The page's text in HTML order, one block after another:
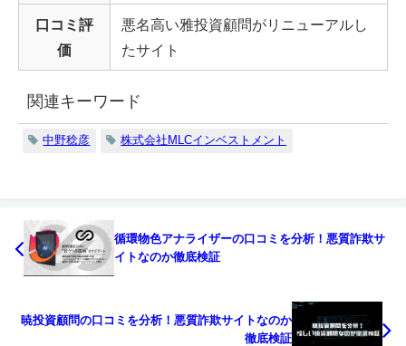
口コミ評
価
悪名高い雅投資顧問がリニューアルし
たサイト
関連キーワード
中野稔彦 株式会社MLCインベストメント
循環物色アナライザーの口コミを分析！悪質詐欺サ
イトなのか徹底検証
暁投資顧問の口コミを分析！悪質詐欺サイトなのか
徹底検証